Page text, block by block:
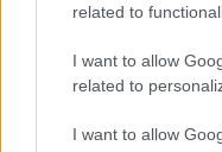
related to
I want to allow
related to
I want to allow
αφόρητητο
ειδικοί εκτιμούν
αύξηση της